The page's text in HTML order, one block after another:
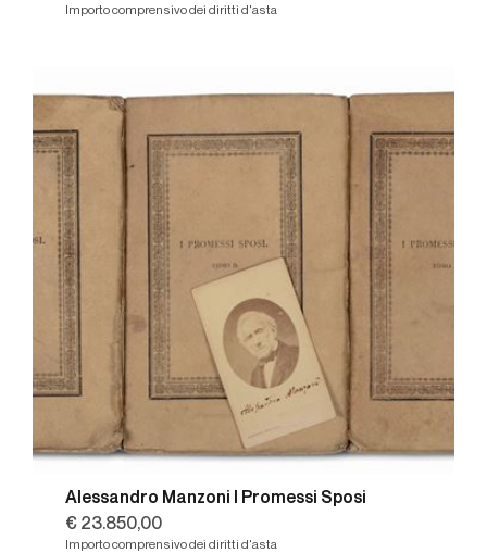
Importo comprensivo dei diritti d'asta
Alessandro Manzoni I Promessi Sposi
€ 23.850,00
Importo comprensivo dei diritti d'asta